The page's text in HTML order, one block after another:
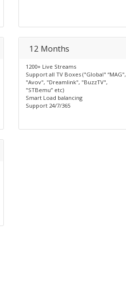
12 Months
1200+ Live Streams
Support all TV Boxes ("Global" “MAG",
"Avov", "Dreamlink", "BuzzTV",
"STBemu” etc)
Smart Load balancing
Support 24/7/365